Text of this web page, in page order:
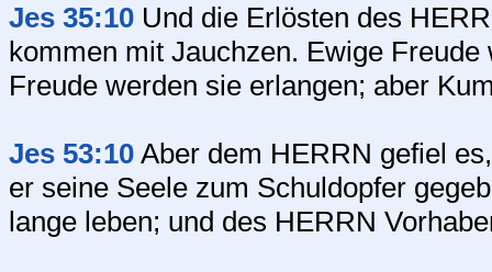
Jes 35:10 Und die Erlösten des
kommen mit Jauchzen. Ewige
Freude werden sie erlangen; aber
Jes 53:10 Aber dem HERRN gefiel
er seine Seele zum Schuldopfer
lange leben; und des HERRN